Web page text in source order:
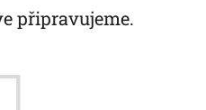
připravujeme.